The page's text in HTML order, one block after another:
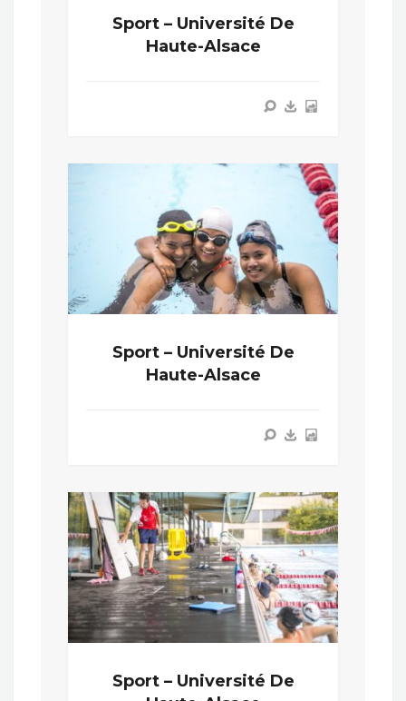
Sport – Université De
Haute-Alsace
Sport – Université De
Haute-Alsace
Sport – Université De